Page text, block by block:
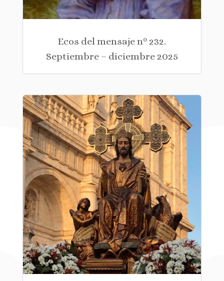
Ecos del mensaje nº 232.
Septiembre – diciembre 2025